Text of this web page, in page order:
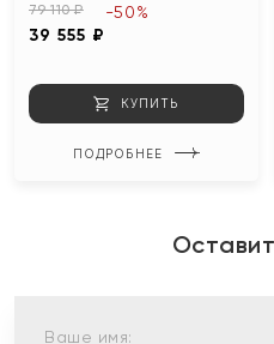
79 110 ₽
39 555 ₽
-50%
КУПИТЬ
ПОДРОБНЕЕ
Ваше имя: